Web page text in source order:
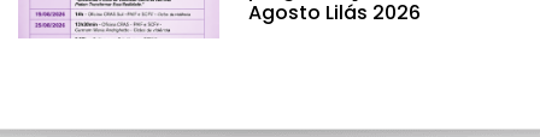
Agosto Lilás 2026